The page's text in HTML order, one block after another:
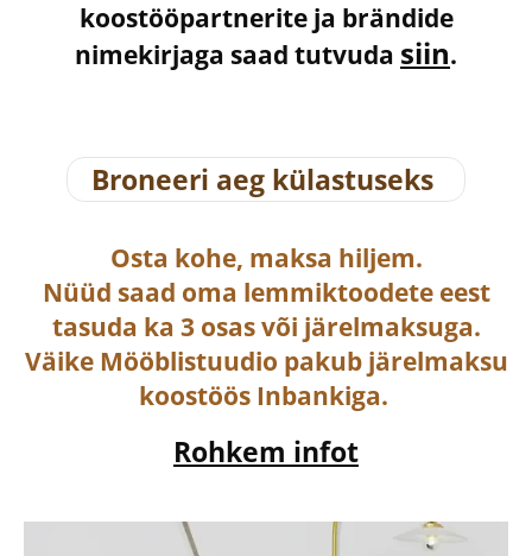
koostööpartnerite ja brändide
nimekirjaga saad tutvuda siin.
Broneeri aeg külastuseks
Osta kohe, maksa hiljem.
Nüüd saad oma lemmiktoodete eest
tasuda ka 3 osas või järelmaksuga.
Väike Mööblistuudio pakub järelmaksu
koostöös Inbankiga.
Rohkem infot